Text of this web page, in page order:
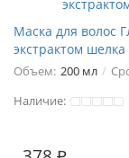
Маска для волос
экстрактом
Объем: 200 мл
Наличие: